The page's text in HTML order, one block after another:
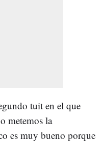
tuit en el que
metemos la
es muy bueno porque